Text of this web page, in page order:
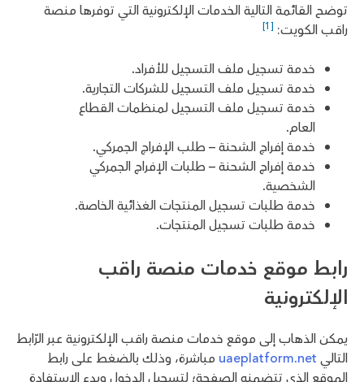
توضح القائمة التالية الخدمات الإلكترونية التي توفرها منصة
راقب الكويت: [1]
خدمة تسجيل ملف التسجيل للأفراد.
خدمة تسجيل ملف التسجيل للشركات التجارية.
خدمة تسجيل ملف التسجيل لمنظمات القطاع
العام.
خدمة إفراج الشحنة – طلب الإفراج الجمركي.
خدمة إفراج الشحنة – طلبات الإفراج الجمركي
الشخصية.
خدمة طلبات تسجيل المنتجات الغذائية الخاصة.
خدمة طلبات تسجيل المنتجات.
رابط موقع خدمات منصة راقب
الإلكترونية
يمكن الذهاب إلى موقع خدمات منصة راقب الإلكترونية عبر الرّابط
التالي uaeplatform.net مباشرة، وذلك بالضغط على رابط